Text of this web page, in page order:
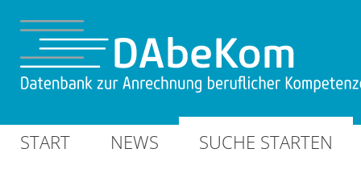
START NEWS SUCHE STARTEN